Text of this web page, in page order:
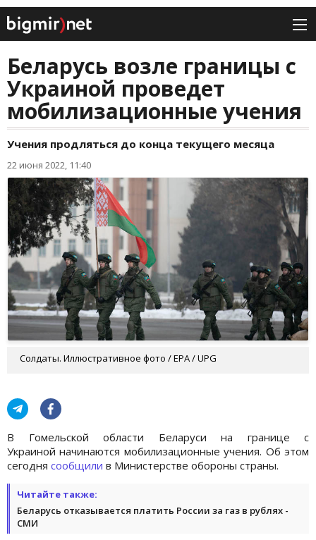
Беларусь возле границы с
Украиной проведет
мобилизационные учения
Учения продляться до конца текущего месяца
22 июня 2022, 11:40
Солдаты. Иллюстративное фото / EPA / UPG
В Гомельской области Беларуси на границе с
Украиной начинаются мобилизационные учения. Об этом
сегодня сообщили в Министерстве обороны страны.
Читайте также:
Беларусь отказывается платить России за газ в рублях -
СМИ